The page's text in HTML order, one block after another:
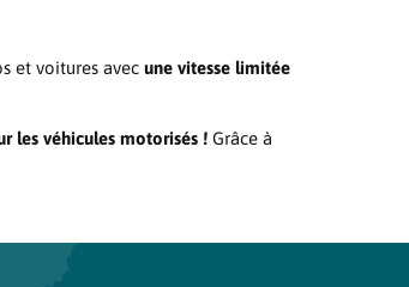
et voitures avec une vitesse limitée
les véhicules motorisés ! Grâce à